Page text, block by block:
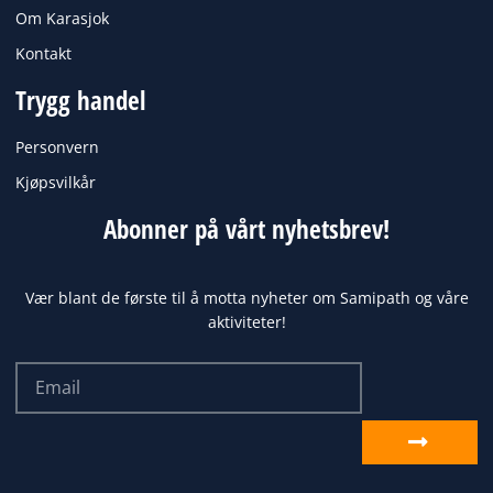
Om Karasjok
Kontakt
Trygg handel
Personvern
Kjøpsvilkår
Abonner på vårt nyhetsbrev!
Vær blant de første til å motta nyheter om Samipath og våre
aktiviteter!
Send